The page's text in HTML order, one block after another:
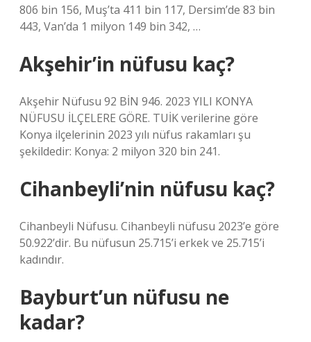
806 bin 156, Muş’ta 411 bin 117, Dersim’de 83 bin
443, Van’da 1 milyon 149 bin 342, …
Akşehir’in nüfusu kaç?
Akşehir Nüfusu 92 BİN 946. 2023 YILI KONYA
NÜFUSU İLÇELERE GÖRE. TUİK verilerine göre
Konya ilçelerinin 2023 yılı nüfus rakamları şu
şekildedir: Konya: 2 milyon 320 bin 241.
Cihanbeyli’nin nüfusu kaç?
Cihanbeyli Nüfusu. Cihanbeyli nüfusu 2023’e göre
50.922’dir. Bu nüfusun 25.715’i erkek ve 25.715’i
kadındır.
Bayburt’un nüfusu ne
kadar?